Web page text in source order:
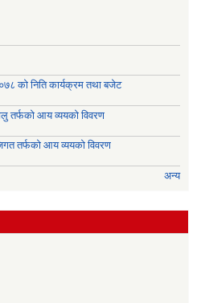
को निति कार्यक्रम तथा बजेट
तर्फको आय व्ययको विवरण
तर्फको आय व्ययको विवरण
अन्य